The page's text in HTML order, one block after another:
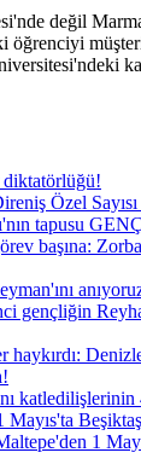
değil
öğrenciyi
Özel Sayısı
tapusu
başına:
gençliğin
haykırdı:
katledilişlerinin
1